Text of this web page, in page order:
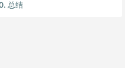
总结